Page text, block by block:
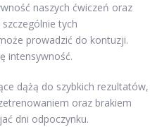
naszych ćwiczeń oraz
tych
prowadzić do kontuzji.
intensywność.
dążą do szybkich rezultatów,
oraz brakiem
dni odpoczynku.